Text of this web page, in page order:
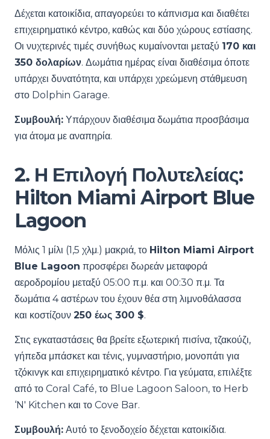
Δέχεται κατοικίδια, απαγορεύει το κάπνισμα και διαθέτει
επιχειρηματικό κέντρο, καθώς και δύο χώρους εστίασης.
Οι νυχτερινές τιμές συνήθως κυμαίνονται μεταξύ 170 και
350 δολαρίων. Δωμάτια ημέρας είναι διαθέσιμα όποτε
υπάρχει δυνατότητα, και υπάρχει χρεώμενη στάθμευση
στο Dolphin Garage.
Συμβουλή: Υπάρχουν διαθέσιμα δωμάτια προσβάσιμα
για άτομα με αναπηρία.
2. Η Επιλογή Πολυτελείας:
Hilton Miami Airport Blue
Lagoon
Μόλις 1 μίλι (1,5 χλμ.) μακριά, το Hilton Miami Airport
Blue Lagoon προσφέρει δωρεάν μεταφορά
αεροδρομίου μεταξύ 05:00 π.μ. και 00:30 π.μ. Τα
δωμάτια 4 αστέρων του έχουν θέα στη λιμνοθάλασσα
και κοστίζουν 250 έως 300 $.
Στις εγκαταστάσεις θα βρείτε εξωτερική πισίνα, τζακούζι,
γήπεδα μπάσκετ και τένις, γυμναστήριο, μονοπάτι για
τζόκινγκ και επιχειρηματικό κέντρο. Για γεύματα, επιλέξτε
από το Coral Café, το Blue Lagoon Saloon, το Herb
‘N' Kitchen και το Cove Bar.
Συμβουλή: Αυτό το ξενοδοχείο δέχεται κατοικίδια.